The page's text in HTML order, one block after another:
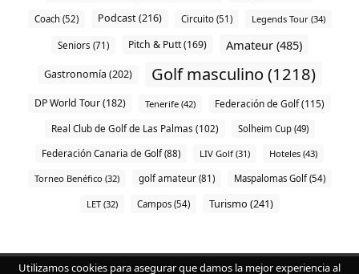
Coach (52) Podcast (216) Circuito (51) Legends Tour (34)
Seniors (71) Pitch & Putt (169) Amateur (485)
Gastronomía (202) Golf masculino (1218)
DP World Tour (182) Tenerife (42)
Federación de Golf (115)
Real Club de Golf de Las Palmas (102)
Solheim Cup (49)
Federación Canaria de Golf (88) LIV Golf (31) Hoteles (43)
Torneo Benéfico (32) golf amateur (81) Maspalomas Golf (54)
LET (32) Campos (54) Turismo (241)
Utilizamos cookies para asegurar que damos la mejor experiencia al